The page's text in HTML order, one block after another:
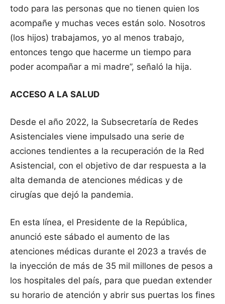
todo para las personas que no tienen quien los
acompañe y muchas veces están solo. Nosotros
(los hijos) trabajamos, yo al menos trabajo,
entonces tengo que hacerme un tiempo para
poder acompañar a mi madre”, señaló la hija.
ACCESO A LA SALUD
Desde el año 2022, la Subsecretaría de Redes
Asistenciales viene impulsado una serie de
acciones tendientes a la recuperación de la Red
Asistencial, con el objetivo de dar respuesta a la
alta demanda de atenciones médicas y de
cirugías que dejó la pandemia.
En esta línea, el Presidente de la República,
anunció este sábado el aumento de las
atenciones médicas durante el 2023 a través de
la inyección de más de 35 mil millones de pesos a
los hospitales del país, para que puedan extender
su horario de atención y abrir sus puertas los fines